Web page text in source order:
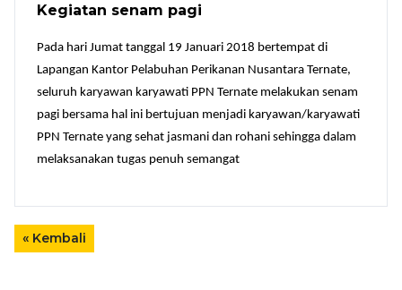
Kegiatan senam pagi
Pada hari Jumat tanggal 19 Januari 2018 bertempat di
Lapangan Kantor Pelabuhan Perikanan Nusantara Ternate,
seluruh karyawan karyawati PPN Ternate melakukan senam
pagi bersama hal ini bertujuan menjadi karyawan/karyawati
PPN Ternate yang sehat jasmani dan rohani sehingga dalam
melaksanakan tugas penuh semangat
« Kembali